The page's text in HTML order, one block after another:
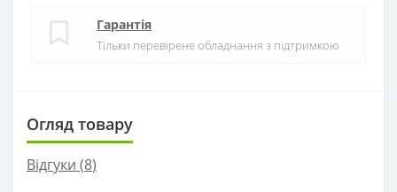
Гарантія
Тільки перевірене обладнання з підтримкою
Огляд товару
Відгуки (8)